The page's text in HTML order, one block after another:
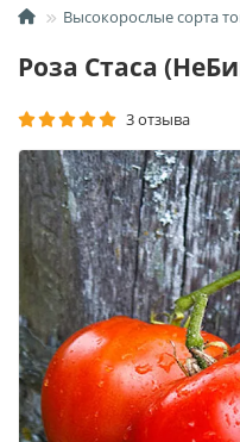
Высокорослые сорта
Роза Стаса
3 отзыва